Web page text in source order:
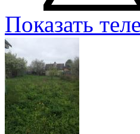
Показать